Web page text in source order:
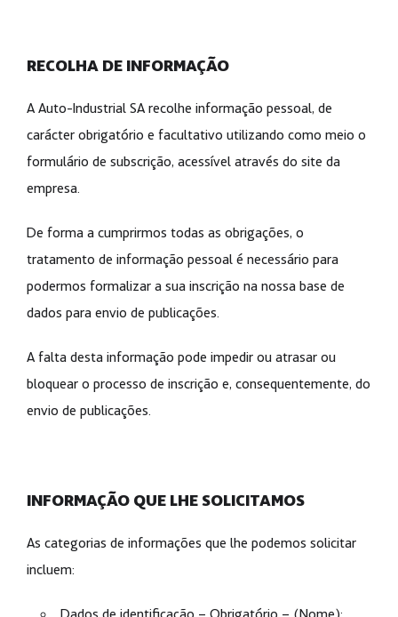
RECOLHA DE INFORMAÇÃO
A Auto-Industrial SA recolhe informação pessoal, de
carácter obrigatório e facultativo utilizando como meio o
formulário de subscrição, acessível através do site da
empresa.
De forma a cumprirmos todas as obrigações, o
tratamento de informação pessoal é necessário para
podermos formalizar a sua inscrição na nossa base de
dados para envio de publicações.
A falta desta informação pode impedir ou atrasar ou
bloquear o processo de inscrição e, consequentemente, do
envio de publicações.
INFORMAÇÃO QUE LHE SOLICITAMOS
As categorias de informações que lhe podemos solicitar
incluem: